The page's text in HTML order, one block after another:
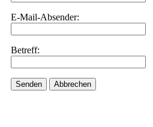
E-Mail-Absender:
Betreff:
Senden Abbrechen